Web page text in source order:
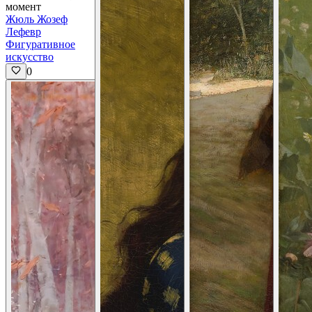
момент
Жюль Жозеф
Лефевр
Фигуративное
искусство
0